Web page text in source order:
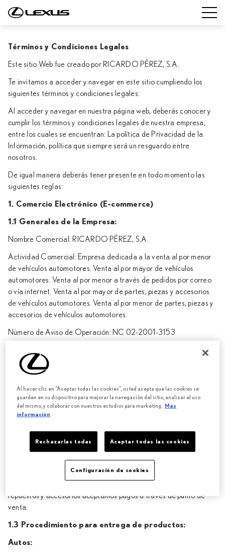
Términos y Condiciones Legales
Este sitio Web fue creado por RICARDO PÉREZ, S.A.
Te invitamos a acceder y navegar en este sitio cumpliendo los
siguientes términos y condiciones legales:
Al acceder y navegar en nuestra página web, deberás conocer y
cumplir los términos y condiciones legales de nuestra empresa,
entre los cuales se encuentran: La política de Privacidad de la
Información, política que siempre será un resguardo entre
nosotros.
De igual manera deberás tener presente en todo momento las
siguientes reglas:
1. Comercio Electrónico (E-commerce)
1.1 Generales de la Empresa:
Nombre Comercial: RICARDO PÉREZ, S.A.
Actividad Comercial: Empresa dedicada a la venta al por menor
de vehículos automotores. Venta al por mayor de vehículos
automotores. Venta al por menor a través de pedidos por correo
o vía internet. Venta al por mayor de partes, piezas y accesorios
de vehículos automotores. Venta al por menor de partes, piezas y
accesorios de vehículos automotores.
Número de Aviso de Operación: NC 02-2001-3153
Ubicación: Provincia de Panamá, Distrito de Panamá,
Brasil y Avenida Samuel Lewis, Edificio Ricardo Pérez, S.A.,
Teléfono: (+507) 210-7000,
1.2 Formas de pago por Internet:
Para ventas por Internet a través de la página web
www.toyotarp.com o aplicaciones, Ricardo Pérez S.A. acepta
repuestos y accesorios aceptamos pagos a través de punto de
venta.
1.3 Procedimiento para entrega de productos:
Autos:
Al hacer clic en “Aceptar todas las cookies”, usted acepta que las cookies se
guarden en su dispositivo para mejorar la navegación del sitio, analizar el uso
del mismo, y colaborar con nuestros estudios para marketing.
Más
información
Rechazarlas todas Aceptar todas las cookies
Configuración de cookies